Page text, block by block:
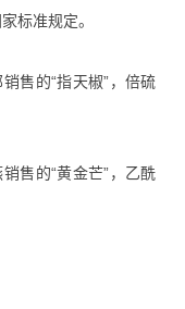
标准规定。
售的“指天椒”，倍硫
售的“黄金芒”，乙酰